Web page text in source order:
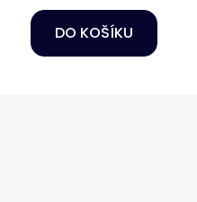
DO KOŠÍKU